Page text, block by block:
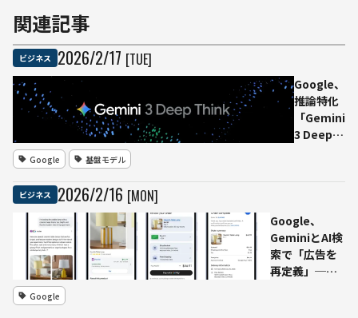
関連記事
ビジネス 2026/2/17 [TUE]
Google、
推論特化
「Gemini
3 Deep
AGI-2で
84.6%な
ど主要ベ
ンチマー
Google 基盤モデル
ビジネス 2026/2/16 [MON]
Google、
GeminiとAI検
索で「広告を
再定義」──
Google